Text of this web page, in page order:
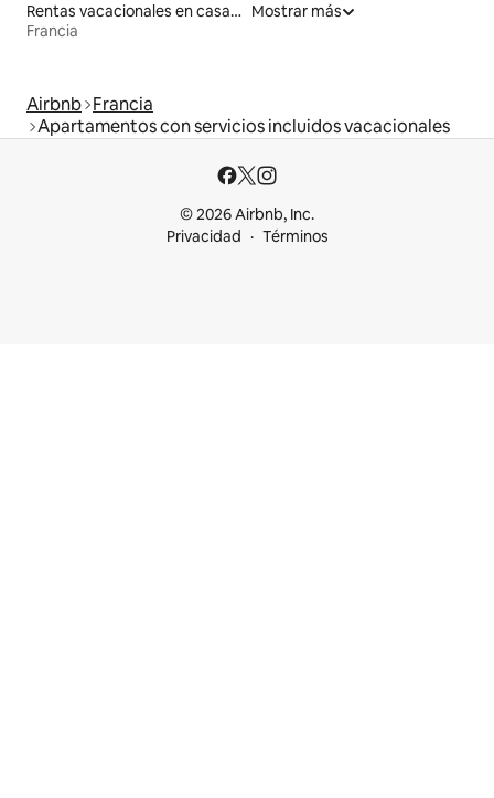
Rentas vacacionales en casas de huéspedes
Francia
Mostrar más
Airbnb Francia
Apartamentos con servicios incluidos vacacionales
© 2026 Airbnb, Inc.
Privacidad
Términos